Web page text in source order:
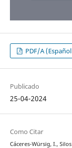
PDF/A
Publicado
25-04-2024
Como Citar
Cáceres-Würsig, I.,